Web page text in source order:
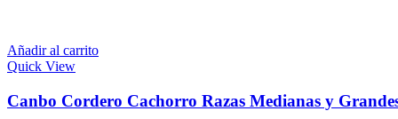
Añadir al carrito
Quick View
Canbo Cordero Cachorro Razas Medianas y